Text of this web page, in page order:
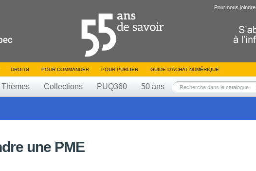
Pour nous joindre
DROITS POUR COMMANDER POUR PUBLIER GUIDE D’ACHAT NUMÉRIQUE
Thèmes Collections PUQ360 50 ans
une PME